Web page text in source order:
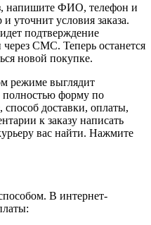
напишите ФИО, телефон и
уточнит условия заказа.
подтверждение
СМС. Теперь останется
новой покупке.
режиме выглядит
полностью форму по
способ доставки, оплаты,
к заказу написать
вас найти. Нажмите
В интернет-